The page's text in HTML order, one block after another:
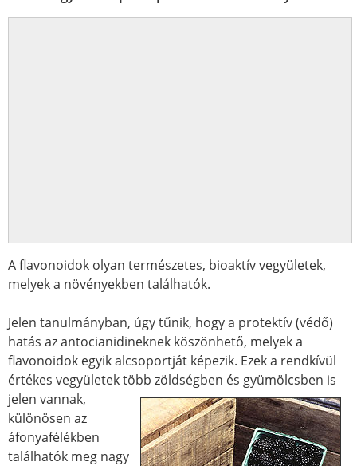
A flavonoidok olyan természetes, bioaktív vegyületek,
melyek a növényekben találhatók.
Jelen tanulmányban, úgy tűnik, hogy a protektív (védő)
hatás az antocianidineknek köszönhető, melyek a
flavonoidok egyik alcsoportját képezik. Ezek a rendkívül
értékes vegyületek több zöldségben és gyümölcsben is
jelen vannak,
különösen az
áfonyafélékben
találhatók meg nagy